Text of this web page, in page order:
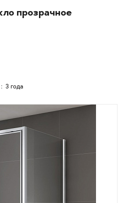
прозрачное
3 года